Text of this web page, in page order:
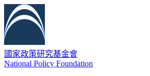
國家政策研究基金會
National Policy Foundation